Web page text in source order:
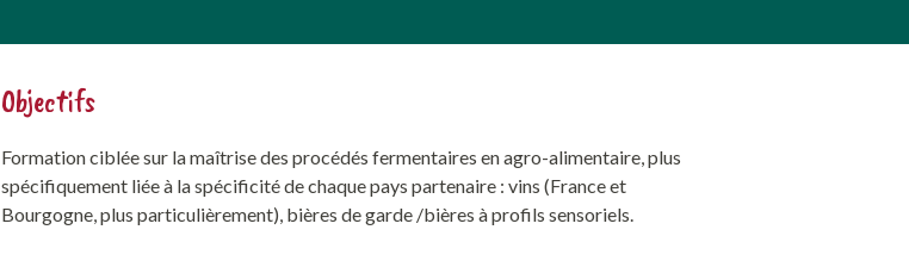
Objectifs
Formation ciblée sur la maîtrise des procédés fermentaires en agro-alimentaire, plus
spécifiquement liée à la spécificité de chaque pays partenaire : vins (France et
Bourgogne, plus particulièrement), bières de garde /bières à profils sensoriels.